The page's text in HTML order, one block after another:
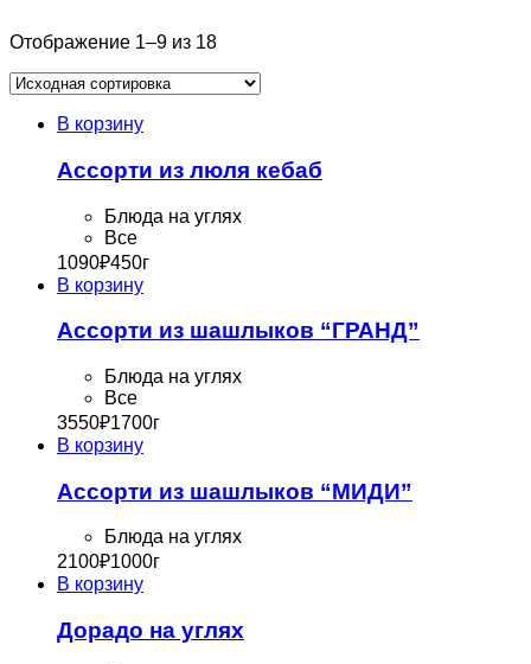
Отображение 1–9 из 18
В корзину
Ассорти из люля кебаб
Блюда на углях
Все
1090₽450г
В корзину
Ассорти из шашлыков “ГРАНД”
Блюда на углях
Все
3550₽1700г
В корзину
Ассорти из шашлыков “МИДИ”
Блюда на углях
2100₽1000г
В корзину
Дорадо на углях